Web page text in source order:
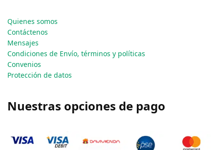
Quienes somos
Contáctenos
Mensajes
Condiciones de Envío, términos y políticas
Convenios
Protección de datos
Nuestras opciones de pago